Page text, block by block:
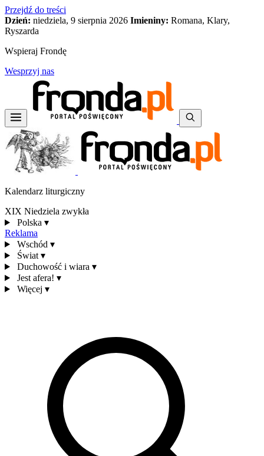
Przejdź do treści
Dzień: niedziela, 9 sierpnia 2026 Imieniny: Romana, Klary,
Ryszarda
Wspieraj Frondę
Wesprzyj nas
Kalendarz liturgiczny
XIX Niedziela zwykła
Polska ▾
Reklama
Wschód ▾
Świat ▾
Duchowość i wiara ▾
Jest afera! ▾
Więcej ▾